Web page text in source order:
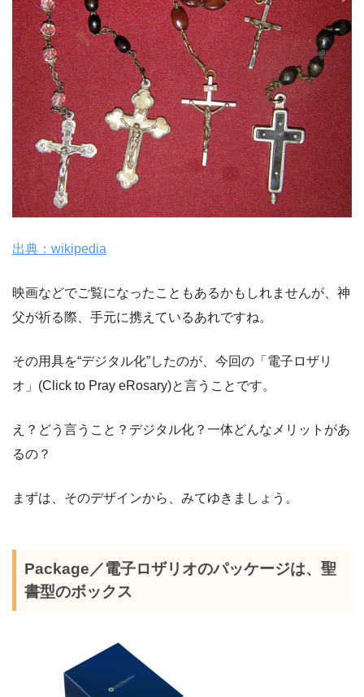
出典：wikipedia
映画などでご覧になったこともあるかもしれませんが、神
父が祈る際、手元に携えているあれですね。
その用具を“デジタル化”したのが、今回の「電子ロザリ
オ」(Click to Pray eRosary)と言うことです。
え？どう言うこと？デジタル化？一体どんなメリットがあ
るの？
まずは、そのデザインから、みてゆきましょう。
Package／電子ロザリオのパッケージは、 聖
書型のボックス